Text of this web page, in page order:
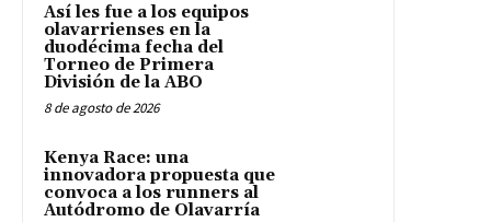
Así les fue a los equipos
olavarrienses en la
duodécima fecha del
Torneo de Primera
División de la ABO
8 de agosto de 2026
Kenya Race: una
innovadora propuesta que
convoca a los runners al
Autódromo de Olavarría